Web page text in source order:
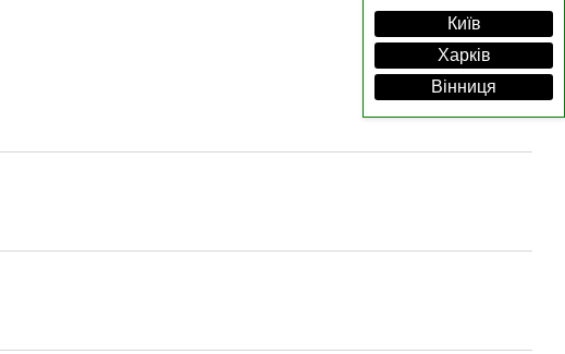
Київ
Харків
Вінниця